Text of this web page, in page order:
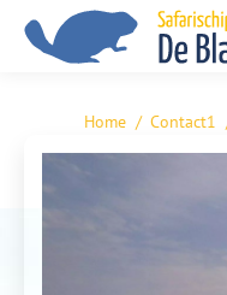
Home Contact1